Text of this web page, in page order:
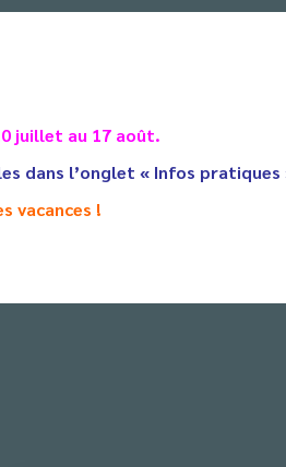
juillet au 17 août.
dans l’onglet « Infos pratiques
vacances !
au salon de l’enseignement
en compagnie de leurs
de Barral. Cette journée est un
parmi les 280 stands, des
qui les motivent.
base documentaire duBDIainsi